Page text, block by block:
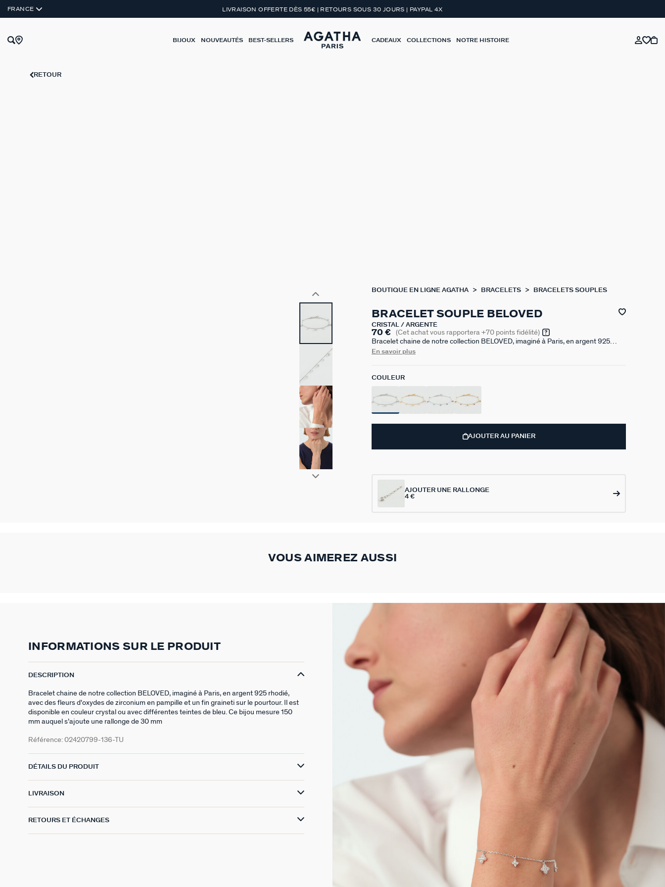
FRANCE LIVRAISON OFFERTE DÈS 55€ | RETOURS SOUS 30 JOURS | PAYPAL 4X
BIJOUX NOUVEAUTÉS BEST-SELLERS CADEAUX COLLECTIONS NOTRE HISTOIRE
RETOUR
BOUTIQUE EN LIGNE AGATHA BRACELETS BRACELETS SOUPLES
BRACELET SOUPLE BELOVED
CRISTAL / ARGENTÉ
70 € (Cet achat vous rapportera +70 points fidélité)
Bracelet chaine de notre collection BELOVED, imaginé à Paris, en argent 925
rhodié, avec des fleurs d'oxydes de zirconium en pampille et un fin graineti sur le
En savoir plus
COULEUR
AJOUTER AU PANIER
AJOUTER UNE RALLONGE
4 €
VOUS AIMEREZ AUSSI
INFORMATIONS SUR LE PRODUIT
DESCRIPTION
Bracelet chaine de notre collection BELOVED, imaginé à Paris, en argent 925 rhodié,
avec des fleurs d'oxydes de zirconium en pampille et un fin graineti sur le pourtour. Il est
disponible en couleur crystal ou avec différentes teintes de bleu. Ce bijou mesure 150
mm auquel s’ajoute une rallonge de 30 mm
Référence: 02420799-136-TU
DÉTAILS DU PRODUIT
LIVRAISON
RETOURS ET ÉCHANGES